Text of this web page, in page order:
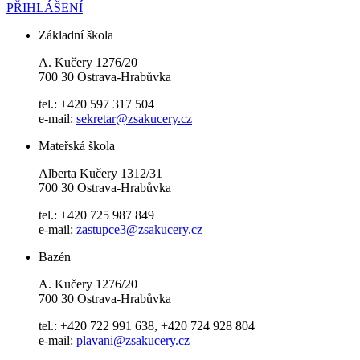
PŘIHLÁŠENÍ
Základní škola
A. Kučery 1276/20
700 30 Ostrava-Hrabůvka
tel.: +420 597 317 504
e-mail: sekretar@zsakucery.cz
Mateřská škola
Alberta Kučery 1312/31
700 30 Ostrava-Hrabůvka
tel.: +420 725 987 849
e-mail: zastupce3@zsakucery.cz
Bazén
A. Kučery 1276/20
700 30 Ostrava-Hrabůvka
tel.: +420 722 991 638, +420 724 928 804
e-mail: plavani@zsakucery.cz